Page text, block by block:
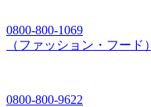
0800-800-1069
（ファッション・フード）
0800-800-9622